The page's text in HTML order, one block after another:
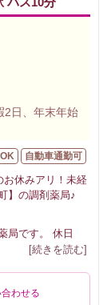
日、年末年始
自動車通勤可
お休みアリ！未経
】の調剤薬局♪
局です。 休日
[続きを読む]
わせる